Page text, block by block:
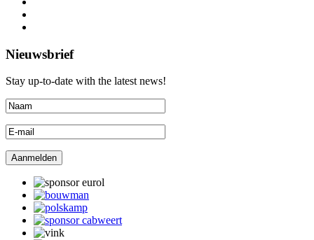
Nieuwsbrief
Stay up-to-date with the latest news!